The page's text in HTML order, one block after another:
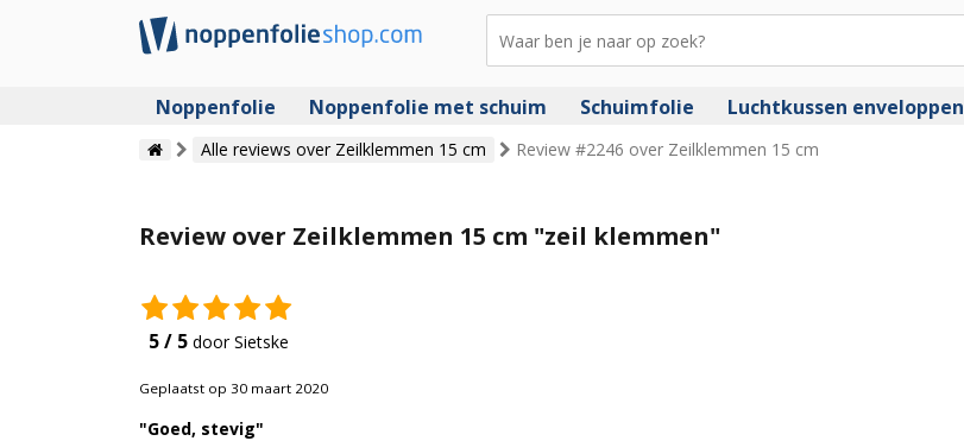
Noppenfolie Noppenfolie met schuim Schuimfolie Luchtkussen enveloppen
Alle reviews over Zeilklemmen 15 cm Review #2246 over Zeilklemmen 15 cm
Review over Zeilklemmen 15 cm "zeil klemmen"
5 / 5 door Sietske
Geplaatst op 30 maart 2020
"Goed, stevig"